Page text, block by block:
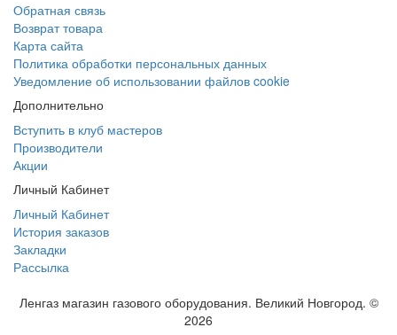
Обратная связь
Возврат товара
Карта сайта
Политика обработки персональных данных
Уведомление об использовании файлов cookie
Дополнительно
Вступить в клуб мастеров
Производители
Акции
Личный Кабинет
Личный Кабинет
История заказов
Закладки
Рассылка
Ленгаз магазин газового оборудования. Великий Новгород. ©
2026